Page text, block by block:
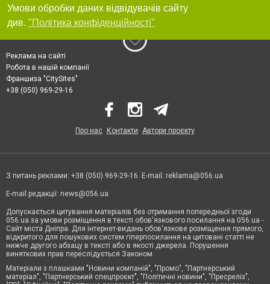
Умови обробки даних відвідувачів сайту
див. "Політика конфіденційності"
Реклама на сайті
Робота в нашій компанії
Франшиза "CitySites"
+38 (050) 969-29-16
Про нас Контакти Автори проєкту
З питань реклами: +38 (050) 969-29-16. E-mail: reklama@056.ua
E-mail редакції: news@056.ua
Допускається цитування матеріалів без отримання попередньої згоди
056.ua за умови розміщення в тексті обов'язкового посилання на 056.ua -
Сайт міста Дніпра. Для інтернет-видань обов'язкове розміщення прямого,
відкритого для пошукових систем гіперпосилання на цитовані статті не
нижче другого абзацу в тексті або в якості джерела. Порушення
виняткових прав переслідується Законом.
Матеріали з плашками "Новини компаній", "Промо", "Партнерський
матеріал", "Партнерський спецпроєкт", "Політичні новини", "Пресреліз",